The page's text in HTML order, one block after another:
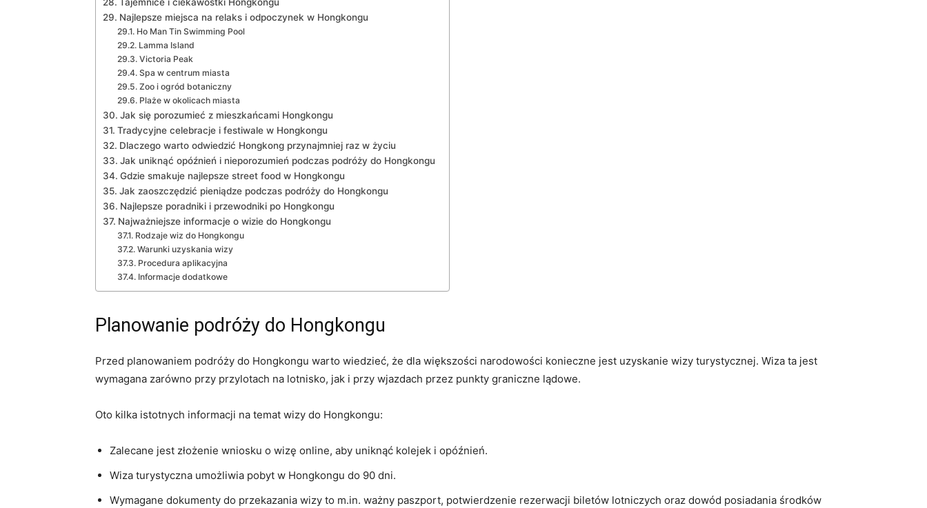
Najlepsze miejsca⁣ na relaks i⁢ odpoczynek w Hongkongu
Ho Man Tin Swimming Pool
Lamma Island
Victoria Peak
Spa w centrum miasta
Zoo i ​ogród ⁢botaniczny
Plaże‌ w okolicach miasta
Jak się porozumieć z mieszkańcami Hongkongu
Tradycyjne celebracje i festiwale w‌ Hongkongu
Dlaczego warto odwiedzić Hongkong przynajmniej raz w życiu
Jak‌ uniknąć opóźnień i nieporozumień podczas podróży do Hongkongu
Gdzie ⁤smakuje najlepsze street food w Hongkongu
Jak zaoszczędzić pieniądze podczas podróży do Hongkongu
Najlepsze poradniki i przewodniki po Hongkongu
Najważniejsze informacje o wizie do‍ Hongkongu
Rodzaje ⁣wiz do Hongkongu
Warunki uzyskania wizy
Procedura ⁣aplikacyjna
Informacje⁢ dodatkowe
Planowanie podróży do⁣ Hongkongu
Przed planowaniem podróży do Hongkongu warto wiedzieć, ​że dla większości narodowości konieczne jest uzyskanie wizy turystycznej.⁣ Wiza ta jest
wymagana zarówno ⁤przy przylotach ​na lotnisko, jak i przy wjazdach przez punkty graniczne lądowe.
Oto kilka istotnych⁢ informacji na temat wizy do Hongkongu:
Zalecane jest ‌złożenie wniosku o‍ wizę online, aby uniknąć kolejek i opóźnień.
Wiza turystyczna umożliwia pobyt w Hongkongu ​do 90 dni.
Wymagane dokumenty do przekazania wizy to m.in. ważny paszport, potwierdzenie⁢ rezerwacji biletów lotniczych oraz dowód ​posiadania środków